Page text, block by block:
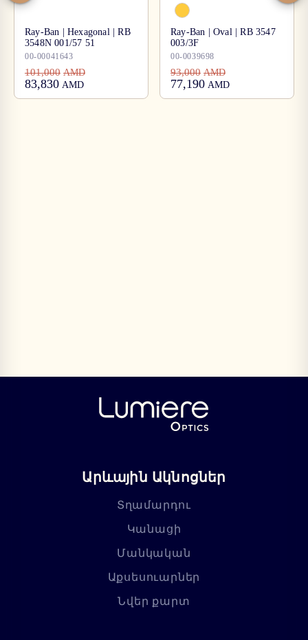
Ray-Ban | Hexagonal | RB
3548N 001/57 51
00-00041643
101,000 AMD
83,830 AMD
Ray-Ban | Oval | RB 3547
003/3F
00-0039698
93,000 AMD
77,190 AMD
Արևային Ակնոցներ
Տղամարդու
Կանացի
Մանկական
Աքսեսուարներ
Նվեր քարտ